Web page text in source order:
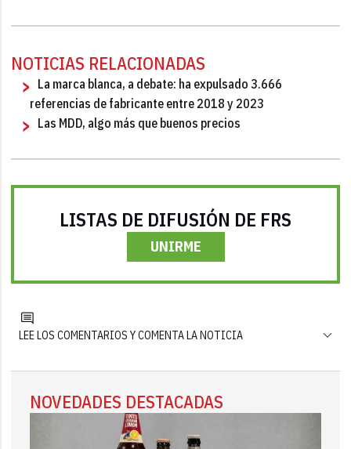
NOTICIAS RELACIONADAS
La marca blanca, a debate: ha expulsado 3.666
referencias de fabricante entre 2018 y 2023
Las MDD, algo más que buenos precios
LISTAS DE DIFUSIÓN DE FRS
UNIRME
LEE LOS COMENTARIOS Y COMENTA LA NOTICIA
NOVEDADES DESTACADAS